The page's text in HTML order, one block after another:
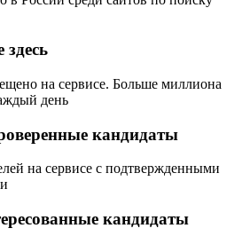
на сервисе. Больше миллиона
день
кандидаты
на сервисе с подтвержденными
кандидаты